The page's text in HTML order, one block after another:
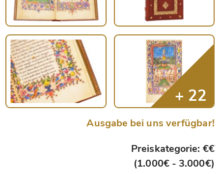
Ausgabe bei uns verfügbar!
Preiskategorie: €€
(1.000€ - 3.000€)